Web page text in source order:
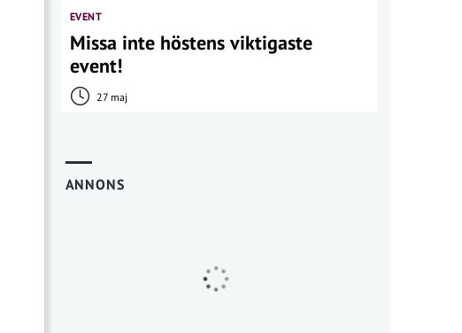
EVENT
Missa inte höstens viktigaste
event!
27 maj
ANNONS